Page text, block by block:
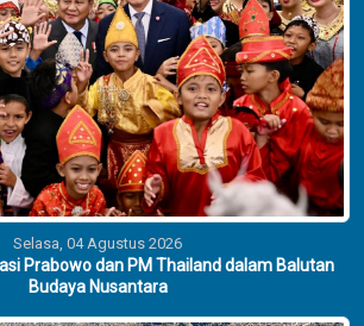
Selasa, 04 Agustus 2026
Prabowo dan PM Thailand dalam Balutan
Budaya Nusantara